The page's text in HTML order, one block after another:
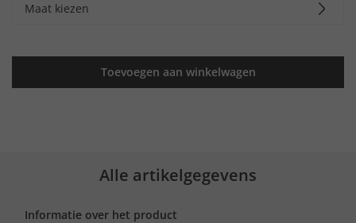
Maat kiezen
Toevoegen aan winkelwagen
Alle artikelgegevens
Informatie over het product